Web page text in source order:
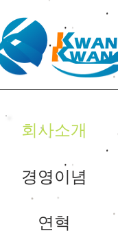
회사소개
경영이념
연혁